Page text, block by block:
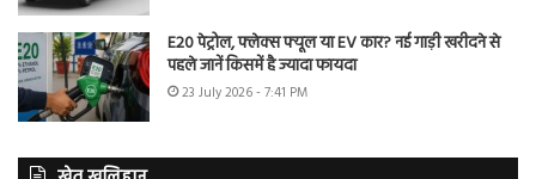
E20 पेट्रोल, फ्लेक्स फ्यूल या EV कार? नई गाड़ी खरीदने से
पहले जानें किसमें है ज्यादा फायदा
23 July 2026 - 7:41 PM